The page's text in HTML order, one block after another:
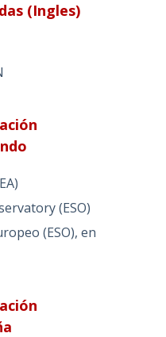
(Ingles)
(ESO)
(ESO), en